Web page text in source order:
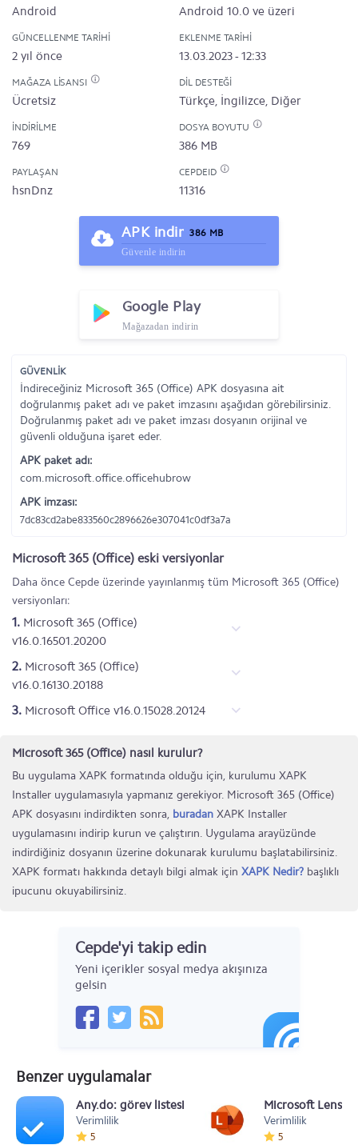
Android Android 10.0 ve üzeri
GÜNCELLENME TARIHI
2 yıl önce
EKLENME TARIHI
13.03.2023 - 12:33
MAĞAZA LISANSI
Ücretsiz
DIL DESTEĞI
Türkçe, İngilizce, Diğer
İNDIRILME
769
DOSYA BOYUTU
386 MB
PAYLAŞAN
hsnDnz
CEPDEID
11316
APK indir 386 MB
Güvenle indirin
Google Play
Mağazadan indirin
GÜVENLİK
İndireceğiniz Microsoft 365 (Office) APK dosyasına ait
doğrulanmış paket adı ve paket imzasını aşağıdan görebilirsiniz.
Doğrulanmış paket adı ve paket imzası dosyanın orijinal ve
güvenli olduğuna işaret eder.
APK paket adı:
com.microsoft.office.officehubrow
APK imzası:
7dc83cd2abe833560c2896626e307041c0df3a7a
Microsoft 365 (Office) eski versiyonlar
Daha önce Cepde üzerinde yayınlanmış tüm Microsoft 365 (Office)
versiyonları:
1. Microsoft 365 (Office)
v16.0.16501.20200
2. Microsoft 365 (Office)
v16.0.16130.20188
3. Microsoft Office v16.0.15028.20124
Microsoft 365 (Office) nasıl kurulur?
Bu uygulama XAPK formatında olduğu için, kurulumu XAPK
Installer uygulamasıyla yapmanız gerekiyor. Microsoft 365 (Office)
APK dosyasını indirdikten sonra, buradan XAPK Installer
uygulamasını indirip kurun ve çalıştırın. Uygulama arayüzünde
indirdiğiniz dosyanın üzerine dokunarak kurulumu başlatabilirsiniz.
XAPK formatı hakkında detaylı bilgi almak için XAPK Nedir? başlıklı
ipucunu okuyabilirsiniz.
Cepde'yi takip edin
Yeni içerikler sosyal medya akışınıza
gelsin
Benzer uygulamalar
Any.do: görev listesi
Verimlilik
5
Microsoft Lens -
Verimlilik
5